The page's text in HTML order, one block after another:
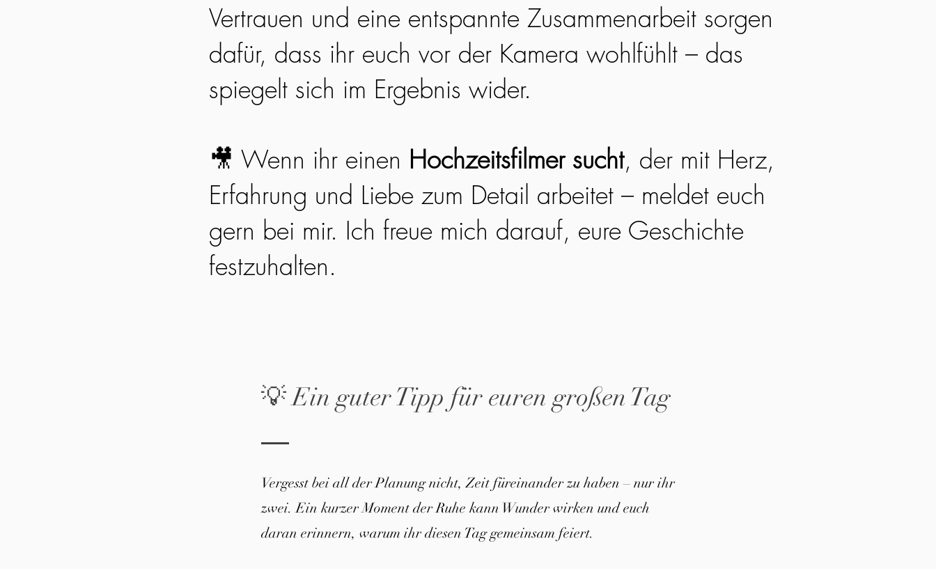
Vertrauen und eine entspannte Zusammenarbeit sorgen
dafür, dass ihr euch vor der Kamera wohlfühlt – das
spiegelt sich im Ergebnis wider.
🎥 Wenn ihr einen Hochzeitsfilmer sucht, der mit Herz,
Erfahrung und Liebe zum Detail arbeitet – meldet euch
gern bei mir. Ich freue mich darauf, eure Geschichte
festzuhalten.
💡 Ein guter Tipp für euren großen Tag
Vergesst bei all der Planung nicht, Zeit füreinander zu haben – nur ihr
zwei. Ein kurzer Moment der Ruhe kann Wunder wirken und euch
daran erinnern, warum ihr diesen Tag gemeinsam feiert.